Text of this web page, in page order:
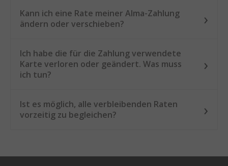
Kann ich eine Rate meiner Alma-Zahlung
ändern oder verschieben?
Ich habe die für die Zahlung verwendete
Karte verloren oder geändert. Was muss
ich tun?
Ist es möglich, alle verbleibenden Raten
vorzeitig zu begleichen?